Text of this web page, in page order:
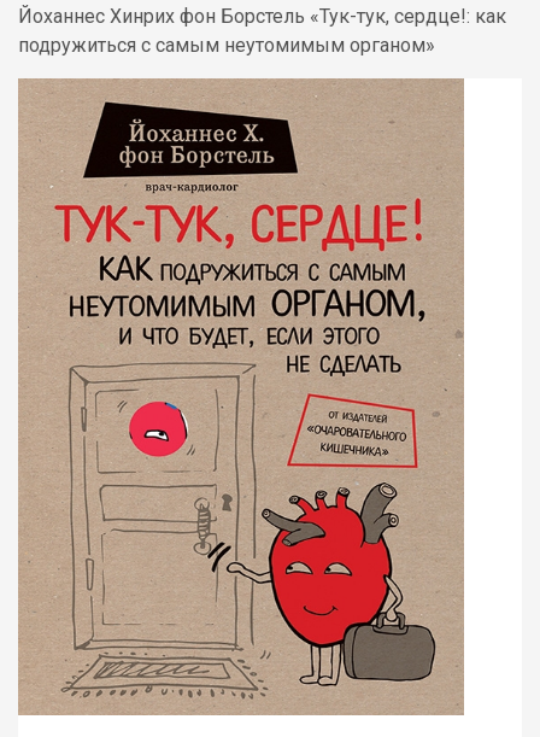
Йоханнес Хинрих фон Борстель «Тук-тук, сердце!: как
подружиться с самым неутомимым органом»